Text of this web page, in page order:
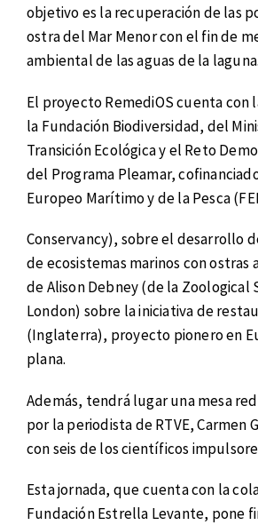
objetivo es la recuperación de las
ostra del Mar Menor con el fin de
ambiental de las aguas de la laguna.
El proyecto RemediOS cuenta con
la Fundación Biodiversidad, del
Transición Ecológica y el Reto
del Programa Pleamar,
Europeo Marítimo y de la Pesca
Conservancy), sobre el desarrollo
de ecosistemas marinos con ostras
de Alison Debney (de la Zoological
London) sobre la iniciativa de
(Inglaterra), proyecto pionero en
plana.
Además, tendrá lugar una mesa
por la periodista de RTVE, Carmen
con seis de los científicos
Esta jornada, que cuenta con la
Fundación Estrella Levante, pone